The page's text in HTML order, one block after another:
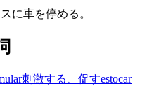
に車を停める。
刺激する、促すestocar